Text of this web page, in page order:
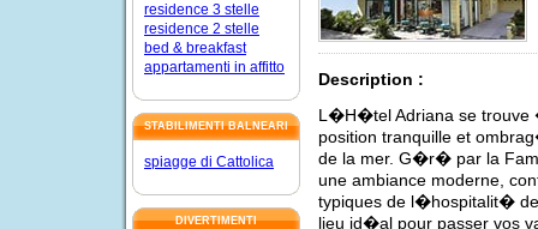
residence 3 stelle
residence 2 stelle
bed & breakfast
appartamenti in affitto
STABILIMENTI BALNEARI
spiagge di Cattolica
DIVERTIMENTI
Description :
L�H�tel Adriana se trouve
position tranquille et
de la mer. G�r� par la
une ambiance moderne,
typiques de l�hospitalit�
lieu id�al pour passer vos